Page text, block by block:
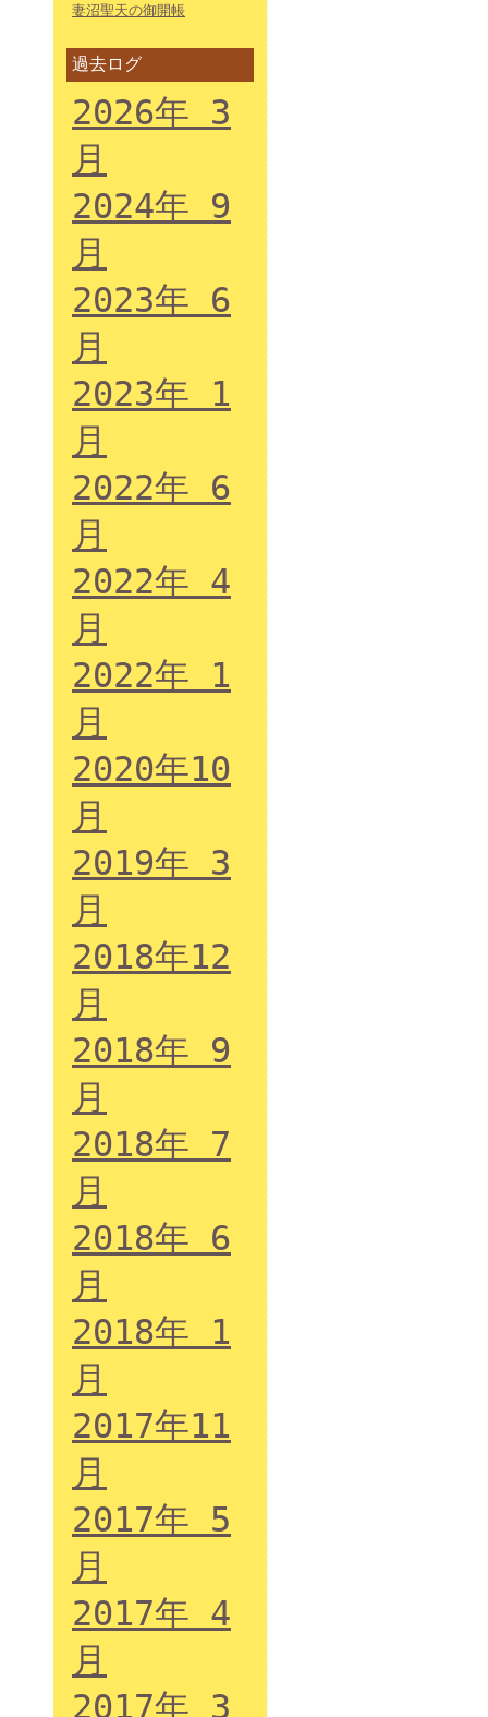
妻沼聖天の御開帳
過去ログ
2026年 3
月
2024年 9
月
2023年 6
月
2023年 1
月
2022年 6
月
2022年 4
月
2022年 1
月
2020年10
月
2019年 3
月
2018年12
月
2018年 9
月
2018年 7
月
2018年 6
月
2018年 1
月
2017年11
月
2017年 5
月
2017年 4
月
2017年 3